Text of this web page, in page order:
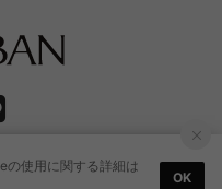
使用に関する詳細は
OK